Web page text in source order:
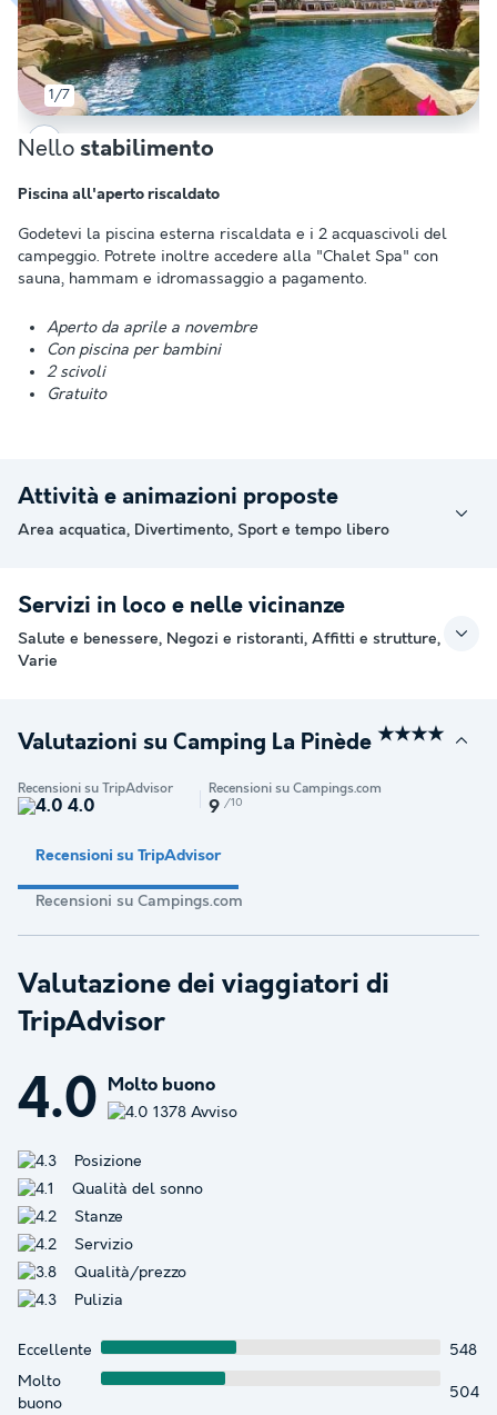
1/7
Nello stabilimento
Piscina all'aperto riscaldato
Godetevi la piscina esterna riscaldata e i 2 acquascivoli del
campeggio. Potrete inoltre accedere alla "Chalet Spa" con
sauna, hammam e idromassaggio a pagamento.
Aperto da aprile a novembre
Con piscina per bambini
2 scivoli
Gratuito
Attività e animazioni proposte
Area acquatica, Divertimento, Sport e tempo libero
Servizi in loco e nelle vicinanze
Salute e benessere, Negozi e ristoranti, Affitti e strutture,
Varie
Valutazioni su Camping La Pinède ★★★★
Recensioni su TripAdvisor
4.0
Recensioni su Campings.com
9 /10
Recensioni su TripAdvisor
Recensioni su Campings.com
Valutazione dei viaggiatori di
TripAdvisor
4.0 Molto buono
1378 Avviso
Posizione
Qualità del sonno
Stanze
Servizio
Qualità/prezzo
Pulizia
Eccellente
548
Molto
buono
504